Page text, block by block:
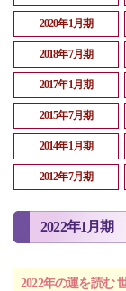
2020年1月期
2018年7月期
2017年1月期
2015年7月期
2014年1月期
2012年7月期
2022年1月期
2022年の運を読む